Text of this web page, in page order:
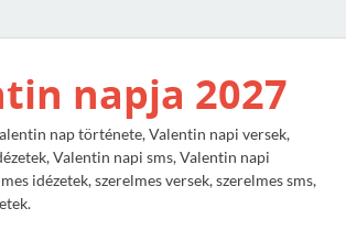
napja 2027
nap története, Valentin napi versek,
Valentin napi sms, Valentin napi
idézetek, szerelmes versek, szerelmes sms,